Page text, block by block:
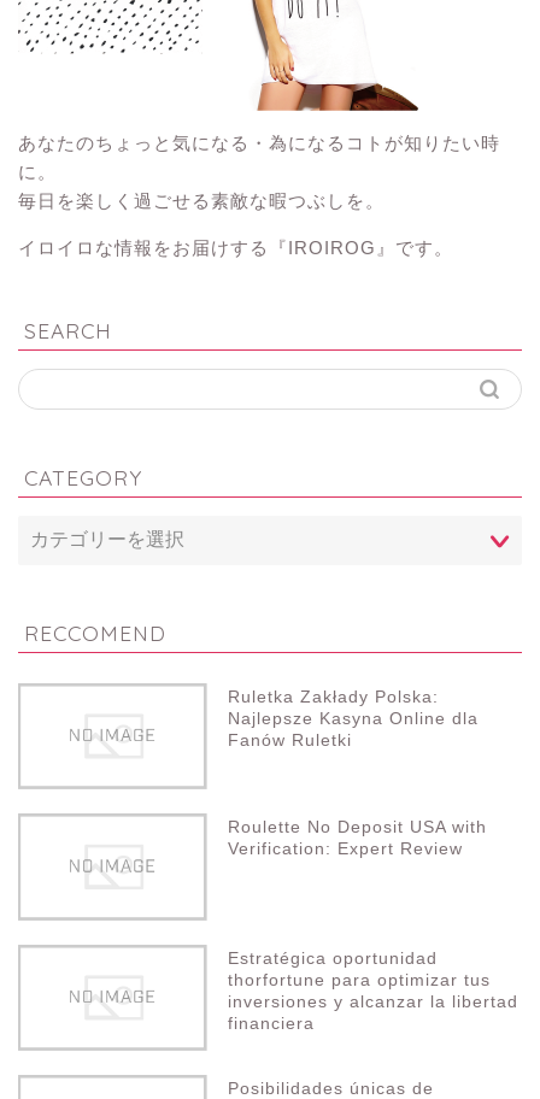
あなたのちょっと気になる・為になるコトが知りたい時
に。
毎日を楽しく過ごせる素敵な暇つぶしを。
イロイロな情報をお届けする『IROIROG』です。
SEARCH
CATEGORY
RECCOMEND
Ruletka Zakłady Polska:
Najlepsze Kasyna Online dla
Fanów Ruletki
Roulette No Deposit USA with
Verification: Expert Review
Estratégica oportunidad
thorfortune para optimizar tus
inversiones y alcanzar la libertad
financiera
Posibilidades únicas de